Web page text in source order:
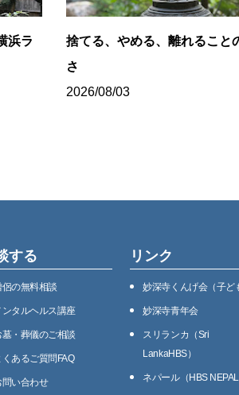
浜ラ
捨てる、やめる、離れること
さ
2026/08/03
する
侶の無料相談
ンタルヘルス講座
墓・葬儀のご相談
くあるご質問FAQ
問い合わせ
リンク
妙深寺くんげ会（⼦ど
妙深寺⻘年会
スリランカ（Sri
LankaHBS）
ネパール（HBS NEPAL